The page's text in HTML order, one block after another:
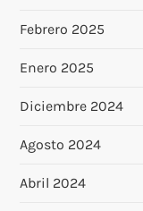
Febrero 2025
Enero 2025
Diciembre 2024
Agosto 2024
Abril 2024